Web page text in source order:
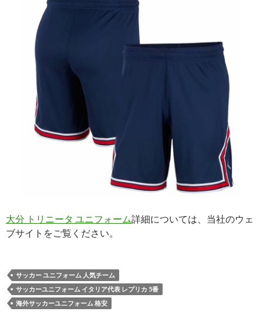
大分 トリニータ ユニフォーム詳細については、当社のウェ
ブサイトをご覧ください。
サッカー ユニフォーム 人気チーム
サッカーユニフォーム イタリア代表 レプリカ 5番
海外サッカーユニフォーム 格安